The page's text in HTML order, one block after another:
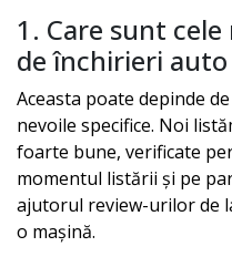
1. Care sunt
de închirieri
Aceasta poate depinde
nevoile specifice. Noi
foarte bune, verificate
momentul listării și pe
ajutorul review-urilor de
o mașină.